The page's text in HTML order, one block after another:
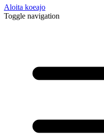
Aloita koeajo
Toggle navigation